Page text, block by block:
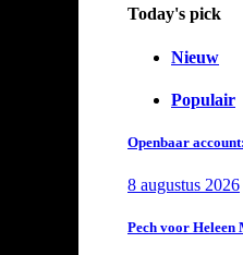
Today's pick
Nieuw
Populair
Openbaar
8 augustus 2026
Pech voor